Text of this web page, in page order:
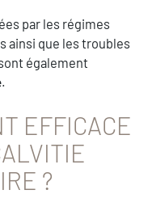
par les régimes
ainsi que les troubles
également
.
EFFICACE
?